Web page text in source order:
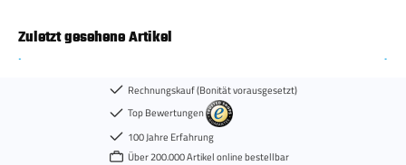
Zuletzt gesehene Artikel
Rechnungskauf (Bonität vorausgesetzt)
Top Bewertungen
100 Jahre Erfahrung
Über 200.000 Artikel online bestellbar